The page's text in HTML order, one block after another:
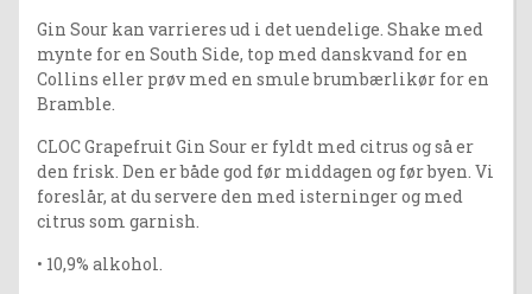
Gin Sour kan varrieres ud i det uendelige. Shake med
mynte for en South Side, top med danskvand for en
Collins eller prøv med en smule brumbærlikør for en
Bramble.
CLOC Grapefruit Gin Sour er fyldt med citrus og så er
den frisk. Den er både god før middagen og før byen. Vi
foreslår, at du servere den med isterninger og med
citrus som garnish.
• 10,9% alkohol.